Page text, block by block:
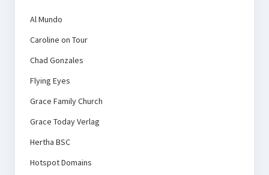
Al Mundo
Caroline on Tour
Chad Gonzales
Flying Eyes
Grace Family Church
Grace Today Verlag
Hertha BSC
Hotspot Domains